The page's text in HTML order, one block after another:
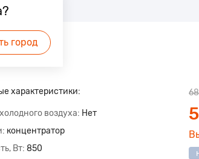
город
характеристики:
воздуха Нет
концентратор
Вт 850